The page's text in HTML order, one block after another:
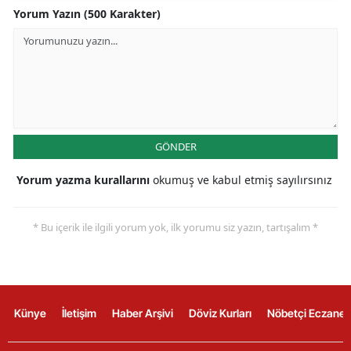
Yorum Yazın (500 Karakter)
GÖNDER
Yorum yazma kurallarını okumuş ve kabul etmiş sayılırsınız
* Bu içerik ile ilgili yorum yok, ilk yorumu siz yazın, tartışalım *
Künye İletişim Haber Arşivi Döviz Kurları Nöbetçi